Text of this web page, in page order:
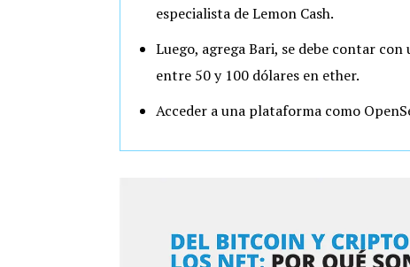
especialista de Lemon Cash.
Luego, agrega Bari, se debe contar
entre 50 y 100 dólares en ether.
Acceder a una plataforma como